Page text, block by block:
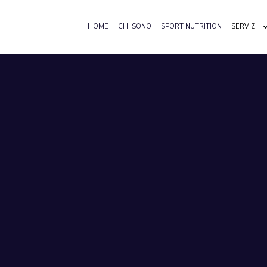
HOME CHI SONO SPORT NUTRITION SERVIZI